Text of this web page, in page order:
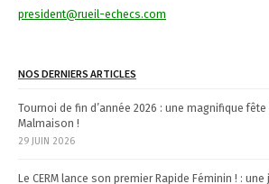
president@rueil-echecs.com
NOS DERNIERS ARTICLES
Tournoi de fin d’année 2026 : une magnifique
Malmaison !
29 JUIN 2026
Le CERM lance son premier Rapide Féminin ! :